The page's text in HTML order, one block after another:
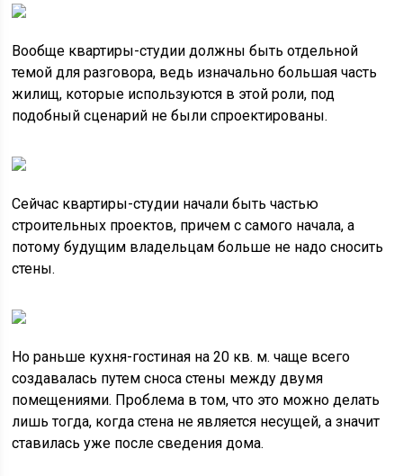
Вообще квартиры-студии должны быть отдельной
темой для разговора, ведь изначально большая часть
жилищ, которые используются в этой роли, под
подобный сценарий не были спроектированы.
Сейчас квартиры-студии начали быть частью
строительных проектов, причем с самого начала, а
потому будущим владельцам больше не надо сносить
стены.
Но раньше кухня-гостиная на 20 кв. м. чаще всего
создавалась путем сноса стены между двумя
помещениями. Проблема в том, что это можно делать
лишь тогда, когда стена не является несущей, а значит
ставилась уже после сведения дома.